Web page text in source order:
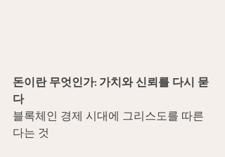
돈이란 무엇인가: 가치와 신뢰를 다시 묻
다
블록체인 경제 시대에 그리스도를 따른
다는 것